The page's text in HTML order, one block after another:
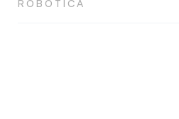
ROBÓTICA